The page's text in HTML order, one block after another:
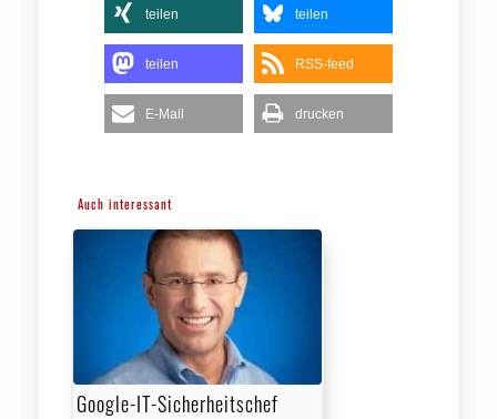
teilen teilen
teilen RSS-feed
E-Mail drucken
Auch interessant
Google-IT-Sicherheitschef